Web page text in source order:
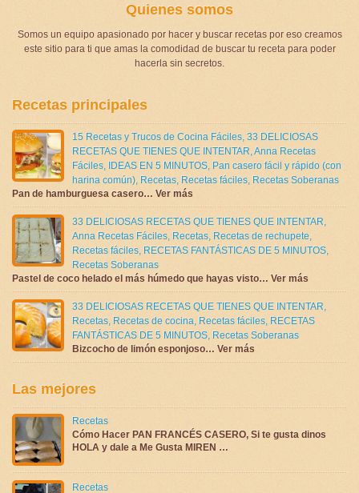
Quienes somos
Somos un equipo apasionado por hacer y buscar recetas por eso creamos
este sitio para ti que amas la comodidad de buscar tu receta para poder
hacerla sin secretos.
Recetas principales
15 Recetas y Trucos de Cocina Fáciles, 33 DELICIOSAS
RECETAS QUE TIENES QUE INTENTAR,Anna Recetas
Fáciles, IDEAS EN 5 MINUTOS, Pan casero fácil y rápido (con
harina común), Recetas, Recetas fáciles, Recetas Soberanas
Pan de hamburguesa casero… Ver más
33 DELICIOSAS RECETAS QUE TIENES QUE INTENTAR,
Anna Recetas Fáciles, Recetas, Recetas de rechupete,
Recetas fáciles, RECETAS FANTÁSTICAS DE 5 MINUTOS,
Recetas Soberanas
Pastel de coco helado el más húmedo que hayas visto… Ver más
33 DELICIOSAS RECETAS QUE TIENES QUE INTENTAR,
Recetas, Recetas de cocina, Recetas fáciles, RECETAS
FANTÁSTICAS DE 5 MINUTOS, Recetas Soberanas
Bizcocho de limón esponjoso… Ver más
Las mejores
Recetas
Cómo Hacer PAN FRANCÉS CASERO, Si te gusta dinos
HOLA y dale a Me Gusta MIREN …
Recetas